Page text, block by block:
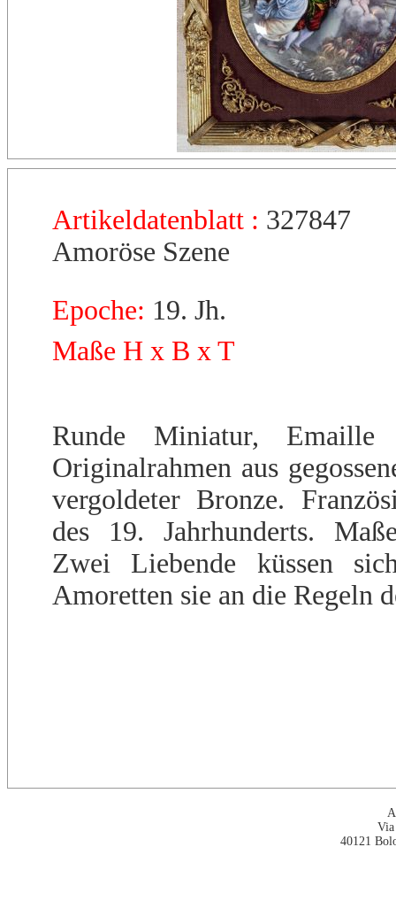
Artikeldatenblatt : 327847
Amoröse Szene
Epoche: 19. Jh.
Maße H x B x T
Runde Miniatur,
Originalrahmen aus
vergoldeter Bronze.
des 19. Jahrhunderts.
Zwei Liebende küssen
Amoretten sie an die Regeln
40121